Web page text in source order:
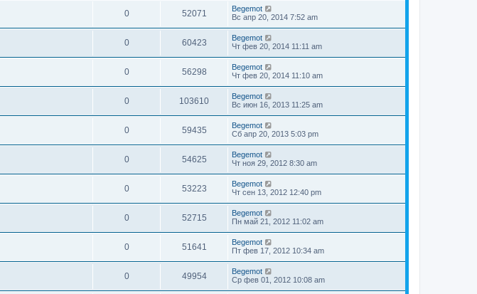
0 52071
Begemot
Вс апр 20, 2014 7:52 am
0 60423
Begemot
Чт фев 20, 2014 11:11 am
0 56298
Begemot
Чт фев 20, 2014 11:10 am
0 103610
Begemot
Вс июн 16, 2013 11:25 am
0 59435
Begemot
Сб апр 20, 2013 5:03 pm
0 54625
Begemot
Чт ноя 29, 2012 8:30 am
0 53223
Begemot
Чт сен 13, 2012 12:40 pm
0 52715
Begemot
Пн май 21, 2012 11:02 am
0 51641
Begemot
Пт фев 17, 2012 10:34 am
0 49954
Begemot
Ср фев 01, 2012 10:08 am